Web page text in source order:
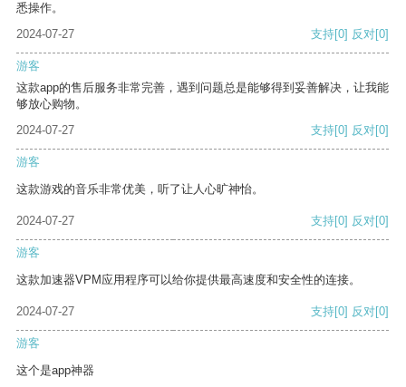
悉操作。
2024-07-27
支持[0] 反对[0]
游客
这款app的售后服务非常完善，遇到问题总是能够得到妥善解决，让我能
够放心购物。
2024-07-27
支持[0] 反对[0]
游客
这款游戏的音乐非常优美，听了让人心旷神怡。
2024-07-27 支持[0] 反对[0]
游客
这款加速器VPM应用程序可以给你提供最高速度和安全性的连接。
2024-07-27 支持[0] 反对[0]
游客
这个是app神器